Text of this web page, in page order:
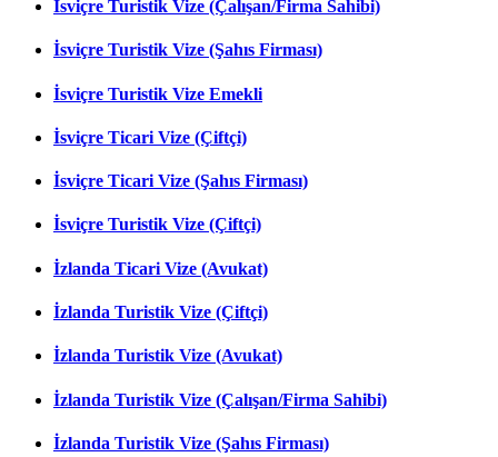
İsviçre Turistik Vize (Çalışan/Firma Sahibi)
İsviçre Turistik Vize (Şahıs Firması)
İsviçre Turistik Vize Emekli
İsviçre Ticari Vize (Çiftçi)
İsviçre Ticari Vize (Şahıs Firması)
İsviçre Turistik Vize (Çiftçi)
İzlanda Ticari Vize (Avukat)
İzlanda Turistik Vize (Çiftçi)
İzlanda Turistik Vize (Avukat)
İzlanda Turistik Vize (Çalışan/Firma Sahibi)
İzlanda Turistik Vize (Şahıs Firması)